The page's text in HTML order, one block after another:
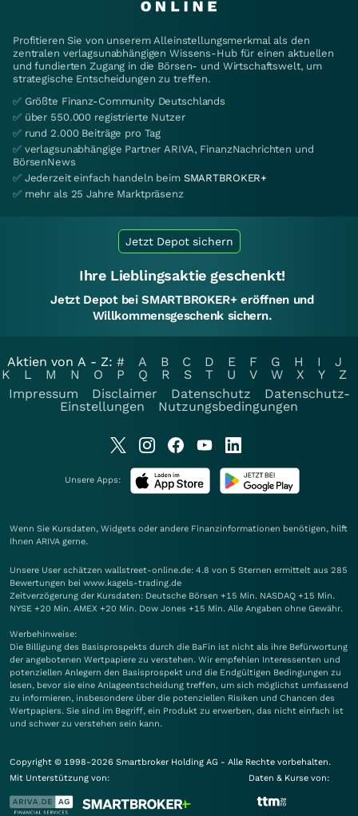
Profitieren Sie von unserem Alleinstellungsmerkmal als den
zentralen verlagsunabhängigen Wissens-Hub für einen aktuellen
und fundierten Zugang in die Börsen- und Wirtschaftswelt, um
strategische Entscheidungen zu treffen.
✅ Größte Finanz-Community Deutschlands
✅ über 550.000 registrierte Nutzer
✅ rund 2.000 Beiträge pro Tag
✅ verlagsunabhängige Partner ARIVA, FinanzNachrichten und
BörsenNews
✅ Jederzeit einfach handeln beim SMARTBROKER+
✅ mehr als 25 Jahre Marktpräsenz
Jetzt Depot sichern
Ihre Lieblingsaktie geschenkt!
Jetzt Depot bei SMARTBROKER+ eröffnen und
Willkommensgeschenk sichern.
Aktien von A - Z: # A B C D E F G H I
J
K
L M N O P Q R S T U V W X Y
Z
Impressum
Disclaimer Datenschutz
Datenschutz-
Einstellungen
Nutzungsbedingungen
Unsere Apps:
Wenn Sie Kursdaten, Widgets oder andere Finanzinformationen benötigen, hilft
Ihnen ARIVA gerne.
Unsere User schätzen wallstreet-online.de: 4.8 von 5 Sternen ermittelt aus 285
Bewertungen bei www.kagels-trading.de
Zeitverzögerung der Kursdaten: Deutsche Börsen +15 Min. NASDAQ +15 Min.
NYSE +20 Min. AMEX +20 Min. Dow Jones +15 Min. Alle Angaben ohne Gewähr.
Werbehinweise:
Die Billigung des Basisprospekts durch die BaFin ist nicht als ihre Befürwortung
der angebotenen Wertpapiere zu verstehen. Wir empfehlen Interessenten und
potenziellen Anlegern den Basisprospekt und die Endgültigen Bedingungen zu
lesen, bevor sie eine Anlageentscheidung treffen, um sich möglichst umfassend
zu informieren, insbesondere über die potenziellen Risiken und Chancen des
Wertpapiers. Sie sind im Begriff, ein Produkt zu erwerben, das nicht einfach ist
und schwer zu verstehen sein kann.
Copyright © 1998-2026 Smartbroker Holding AG - Alle Rechte vorbehalten.
Mit Unterstützung von:
Daten & Kurse von: